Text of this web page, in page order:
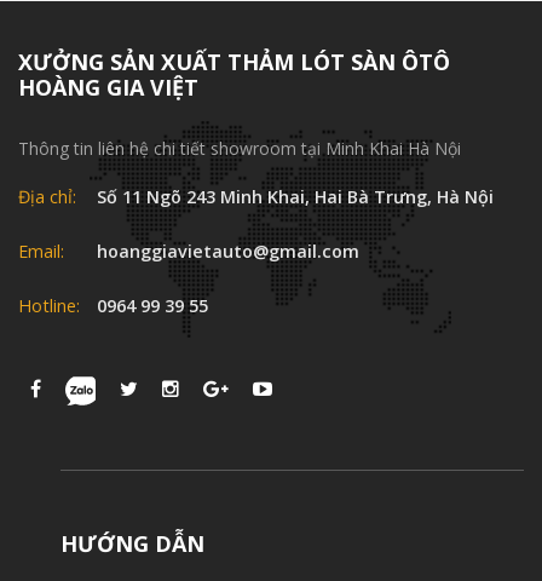
XƯỞNG SẢN XUẤT THẢM LÓT SÀN ÔTÔ
HOÀNG GIA VIỆT
Thông tin liên hệ chi tiết showroom tại Minh Khai Hà Nội
Địa chỉ: Số 11 Ngõ 243 Minh Khai, Hai Bà Trưng, Hà Nội
Email: hoanggiavietauto@gmail.com
Hotline: 0964 99 39 55
HƯỚNG DẪN